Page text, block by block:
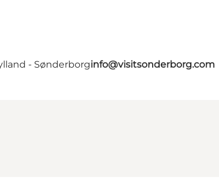
- Sønderborginfo@visitsonderborg.com